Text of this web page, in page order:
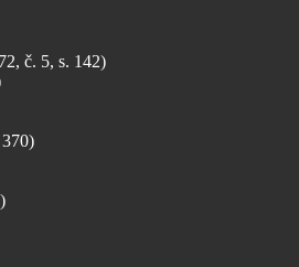
č. 5, s. 142)